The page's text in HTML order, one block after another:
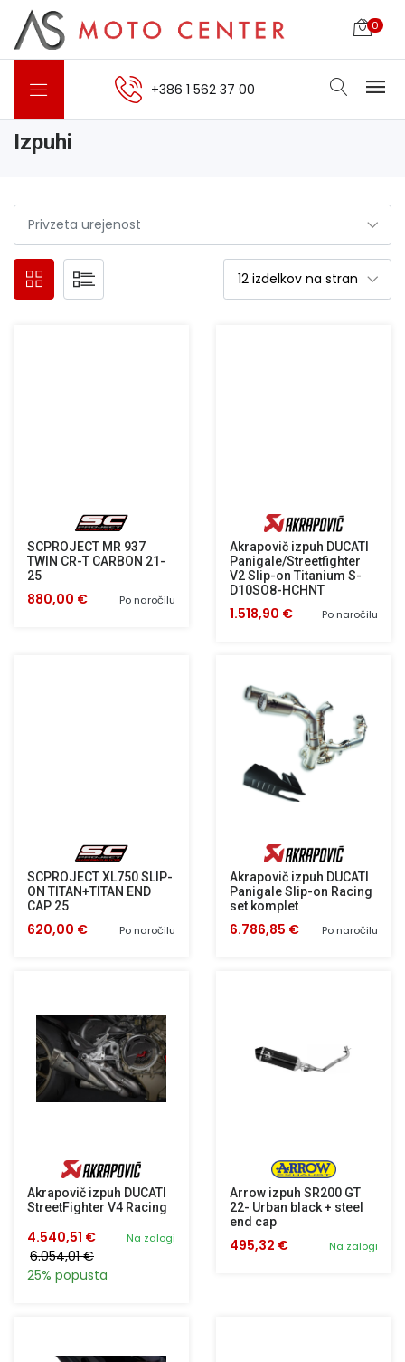
0
+386 1 562 37 00
Izpuhi
SCPROJECT MR 937
TWIN CR-T CARBON 21-
25
Po naročilu
880,00 €
Akrapovič izpuh DUCATI
Panigale/Streetfighter
V2 Slip-on Titanium S-
D10SO8-HCHNT
Po naročilu
1.518,90 €
SCPROJECT XL750 SLIP-
ON TITAN+TITAN END
CAP 25
Po naročilu
620,00 €
Akrapovič izpuh DUCATI
Panigale Slip-on Racing
set komplet
Po naročilu
6.786,85 €
Akrapovič izpuh DUCATI
StreetFighter V4 Racing
Na zalogi
4.540,51 €
6.054,01 €
25% popusta
Arrow izpuh SR200 GT
22- Urban black + steel
end cap
Na zalogi
495,32 €